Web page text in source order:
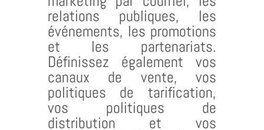
relations publiques, les
événements, les promotions
et les partenariats.
Définissez également vos
canaux de vente, vos
politiques de tarification,
vos politiques de
distribution et vos